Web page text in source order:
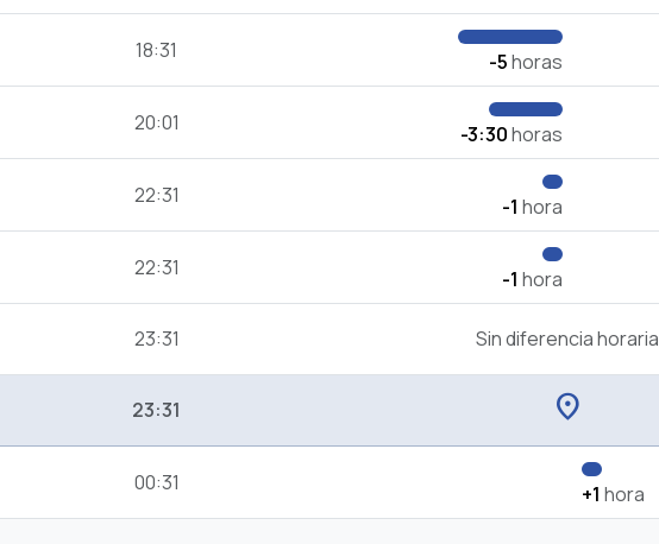
18:31 -5horas
20:01 -3:30horas
22:31 -1 hora
22:31 -1 hora
23:31 Sin diferencia horaria
23:31 location_on
00:31 +1 hora